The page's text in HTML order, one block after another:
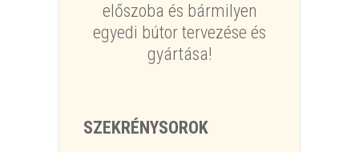
előszoba és bármilyen
egyedi bútor tervezése és
gyártása!
SZEKRÉNYSOROK